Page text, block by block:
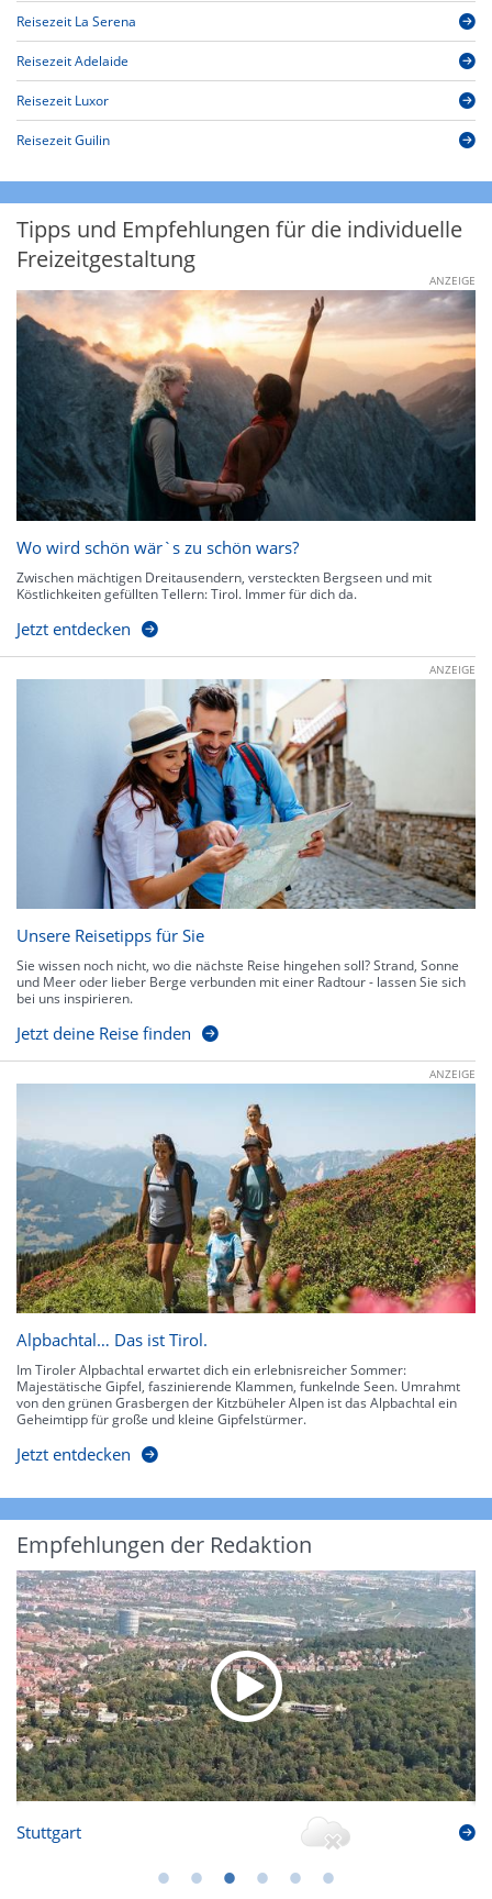
Reisezeit La Serena
Reisezeit Adelaide
Reisezeit Luxor
Reisezeit Guilin
Tipps und Empfehlungen für die individuelle
Freizeitgestaltung
ANZEIGE
Wo wird schön wär`s zu schön wars?
Zwischen mächtigen Dreitausendern, versteckten Bergseen und mit
Köstlichkeiten gefüllten Tellern: Tirol. Immer für dich da.
Jetzt entdecken
ANZEIGE
Unsere Reisetipps für Sie
Sie wissen noch nicht, wo die nächste Reise hingehen soll? Strand, Sonne
und Meer oder lieber Berge verbunden mit einer Radtour - lassen Sie sich
bei uns inspirieren.
Jetzt deine Reise finden
ANZEIGE
Alpbachtal… Das ist Tirol.
Im Tiroler Alpbachtal erwartet dich ein erlebnisreicher Sommer:
Majestätische Gipfel, faszinierende Klammen, funkelnde Seen. Umrahmt
von den grünen Grasbergen der Kitzbüheler Alpen ist das Alpbachtal ein
Geheimtipp für große und kleine Gipfelstürmer.
Jetzt entdecken
Empfehlungen der Redaktion
Stuttgart